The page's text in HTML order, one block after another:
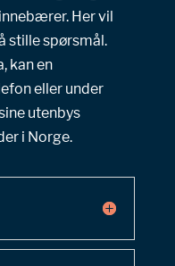
Her vil
stille spørsmål.
kan en
eller under
utenbys
i Norge.